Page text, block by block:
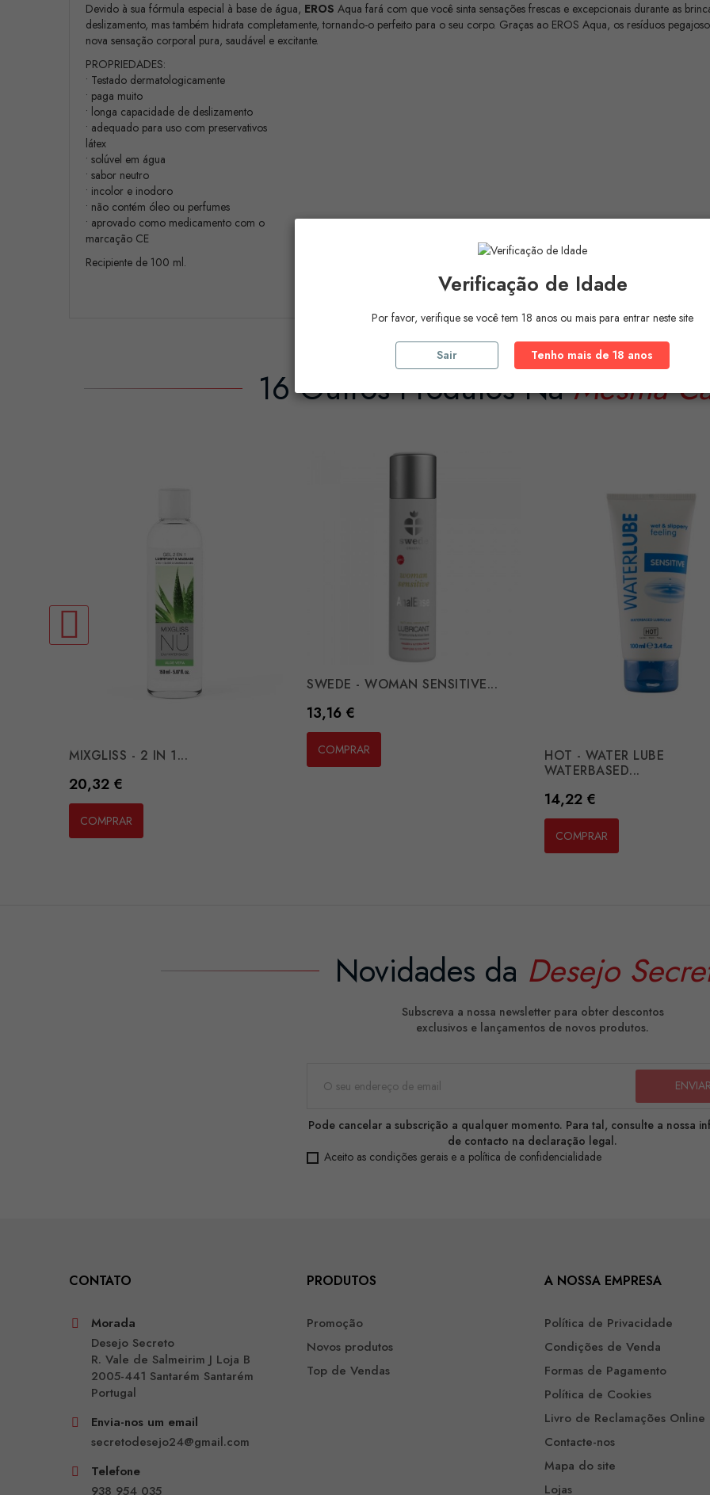
Devido à sua fórmula especial à base de água, EROS Aqua fará com que você sinta sensações frescas e excepcionais durante as
deslizamento, mas também hidrata completamente, tornando-o perfeito para o seu corpo. Graças ao EROS Aqua, os resíduos
nova sensação corporal pura, saudável e excitante.
PROPRIEDADES:
• Testado dermatologicamente
• paga muito
• longa capacidade de deslizamento
• adequado para uso com preservativos
látex
• solúvel em água
• sabor neutro
• incolor e inodoro
• não contém óleo ou perfumes
• aprovado como medicamento com o
marcação CE
Recipiente de 100 ml.
16 Outros Produtos NaMesma
MIXGLISS - 2 IN 1...
Preço
20,32 €
COMPRAR
SWEDE - WOMAN SENSITIVE...
Preço
13,16 €
COMPRAR
HOT - WATER LUBE
WATERBASED...
Preço
14,22 €
COMPRAR
Novidades da Desejo
Subscreva a nossa newsletter para obter descontos
exclusivos e lançamentos de novos produtos.
Pode cancelar a subscrição a qualquer momento. Para tal, consulte a nossa
de contacto na declaração legal.
Aceito as condições gerais e a política de confidencialidade
CONTATO
Morada
Desejo Secreto
R. Vale de Salmeirim J Loja B
2005-441 Santarém Santarém
Portugal
Envia-nos um email
secretodesejo24@gmail.com
Telefone
938 954 035
PRODUTOS
Promoção
Novos produtos
Top de Vendas
A NOSSA EMPRESA
Política de Privacidade
Condições de Venda
Formas de Pagamento
Política de Cookies
Livro de Reclamações Online
Contacte-nos
Mapa do site
Lojas
Verificação de Idade
Por favor, verifique se você tem 18 anos ou mais para entrar neste site
Sair Tenho mais de 18 anos